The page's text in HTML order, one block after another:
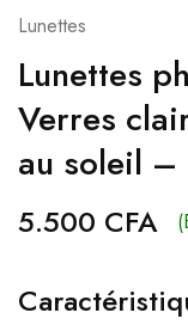
Lunettes
Lunettes
Verres
au soleil
5.500 CFA